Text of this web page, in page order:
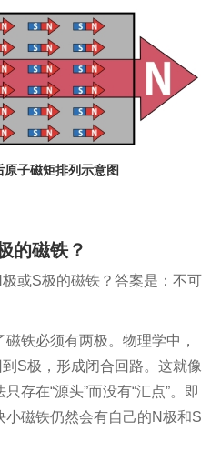
子磁矩排列示意图
的磁铁？
或S极的磁铁？答案是：不可
铁必须有两极。物理学中，
S极，形成闭合回路。这就像
存在“源头”而没有“汇点”。即
磁铁仍然会有自己的N极和S